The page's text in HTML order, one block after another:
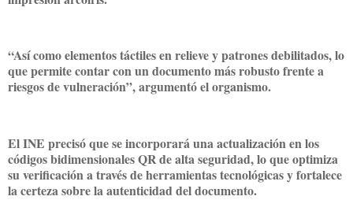
“Así como elementos táctiles en relieve y patrones debilitados, lo
que permite contar con un documento más robusto frente a
riesgos de vulneración”, argumentó el organismo.
El INE precisó que se incorporará una actualización en los
códigos bidimensionales QR de alta seguridad, lo que optimiza
su verificación a través de herramientas tecnológicas y fortalece
la certeza sobre la autenticidad del documento.